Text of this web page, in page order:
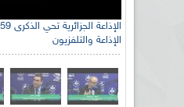
الإذاعة والتلفزيون